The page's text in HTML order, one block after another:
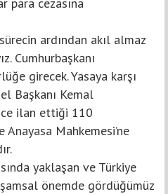
ardından akıl almaz
Cumhurbaşkanı
girecek. Yasaya karşı
Başkanı Kemal
ilan ettiği 110
Mahkemesi’ne
yaklaşan ve Türkiye
önemde gördüğümüz